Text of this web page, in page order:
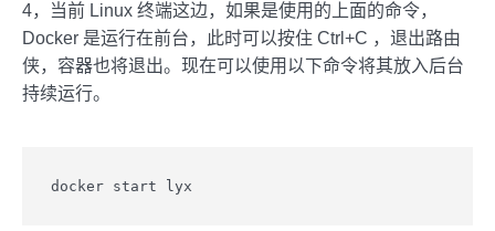
4，当前 Linux 终端这边，如果是使用的上面的命令，
Docker 是运行在前台，此时可以按住 Ctrl+C ，退出路由
侠，容器也将退出。现在可以使用以下命令将其放入后台
持续运行。
docker start lyx